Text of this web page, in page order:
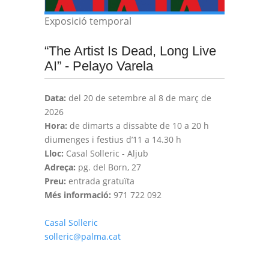
Exposició temporal
“The Artist Is Dead, Long Live
AI” - Pelayo Varela
Data: del 20 de setembre al 8 de març de
2026
Hora: de dimarts a dissabte de 10 a 20 h
diumenges i festius d’11 a 14.30 h
Lloc: Casal Solleric - Aljub
Adreça: pg. del Born, 27
Preu: entrada gratuïta
Més informació: 971 722 092
Casal Solleric
solleric@palma.cat